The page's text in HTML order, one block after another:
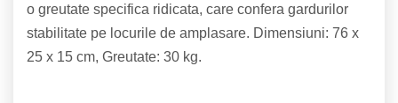
o greutate specifica ridicata, care confera gardurilor
stabilitate pe locurile de amplasare. Dimensiuni: 76 x
25 x 15 cm, Greutate: 30 kg.